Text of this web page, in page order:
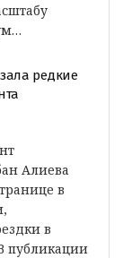
редкие
Алиева
в
в
публикации